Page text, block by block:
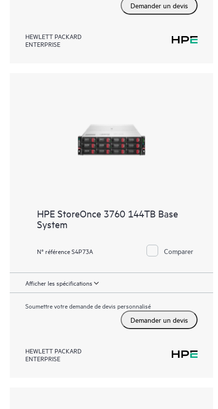
Demander un devis
HEWLETT PACKARD
ENTERPRISE
HPE StoreOnce 3760 144TB Base
System
N° référence S4P73A Comparer
Afficher les spécifications
Soumettre votre demande de devis personnalisé
Demander un devis
HEWLETT PACKARD
ENTERPRISE